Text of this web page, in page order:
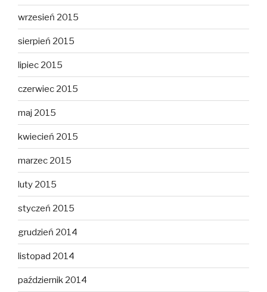
wrzesień 2015
sierpień 2015
lipiec 2015
czerwiec 2015
maj 2015
kwiecień 2015
marzec 2015
luty 2015
styczeń 2015
grudzień 2014
listopad 2014
październik 2014